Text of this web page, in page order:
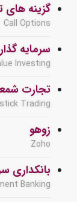
گزینه
Call Options
سرمایه
Investing
تجارت
Trading
زوهو
Zoho
بانکداری
Banking